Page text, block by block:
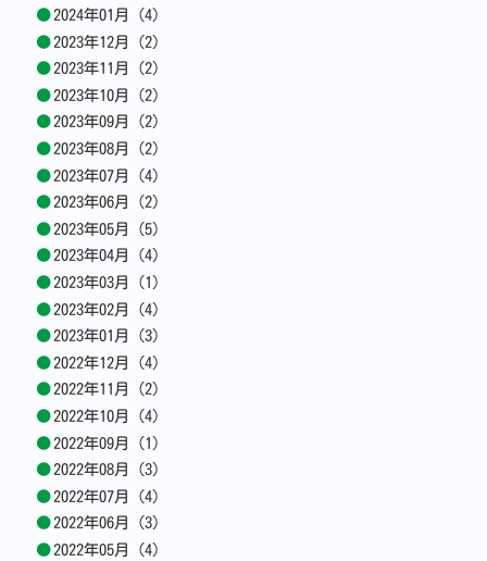
2024年01月 (4)
2023年12月 (2)
2023年11月 (2)
2023年10月 (2)
2023年09月 (2)
2023年08月 (2)
2023年07月 (4)
2023年06月 (2)
2023年05月 (5)
2023年04月 (4)
2023年03月 (1)
2023年02月 (4)
2023年01月 (3)
2022年12月 (4)
2022年11月 (2)
2022年10月 (4)
2022年09月 (1)
2022年08月 (3)
2022年07月 (4)
2022年06月 (3)
2022年05月 (4)